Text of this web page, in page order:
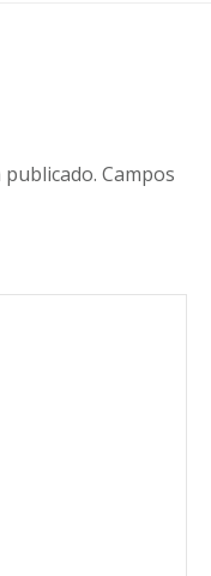
Campos